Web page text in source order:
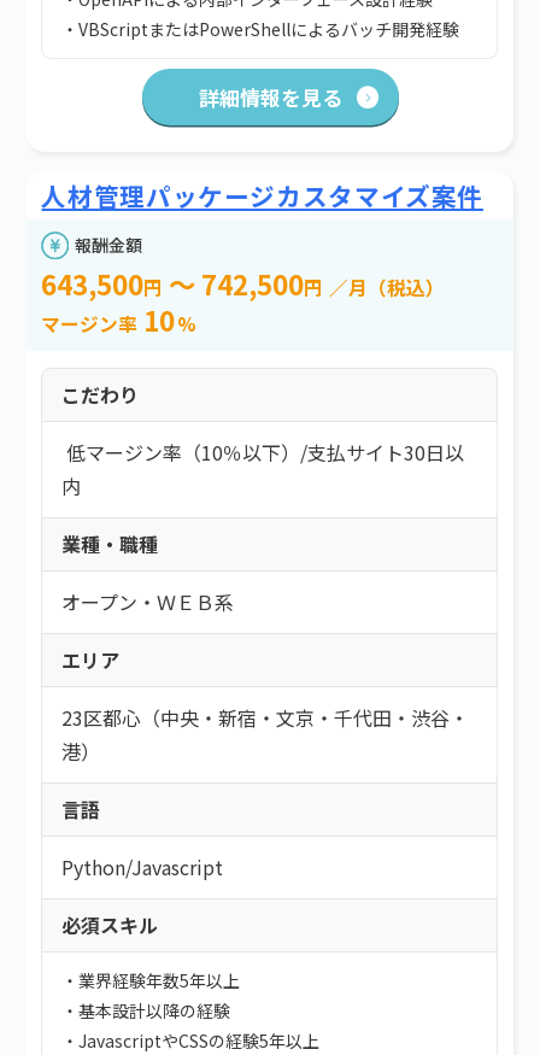
・VBScriptまたはPowerShellによるバッチ開発経験
詳細情報を見る
人材管理パッケージカスタマイズ案件
報酬金額
643,500円 ～ 742,500円 ／月（税込）
マージン率 10%
こだわり
低マージン率（10％以下） /支払サイト30日以
内
業種・職種
オープン・ＷＥＢ系
エリア
23区都心（中央・新宿・文京・千代田・渋谷・
港）
言語
Python/Javascript
必須スキル
・業界経験年数5年以上
・基本設計以降の経験
・JavascriptやCSSの経験5年以上